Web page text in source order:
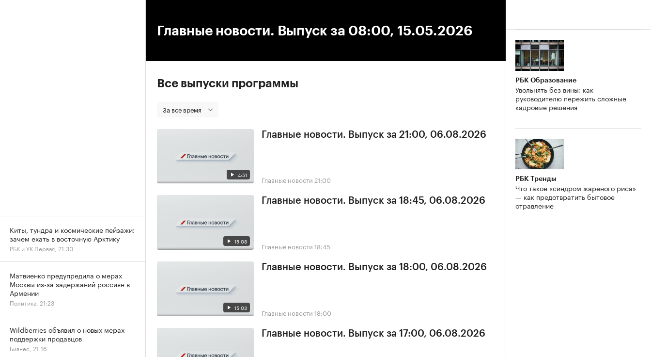
Главные новости. Выпуск за 08:00, 15.05.2026
Все выпуски программы
За все время
4:51
Главные новости. Выпуск за 21:00, 06.08.2026
Главные новости 21:00
15:08
Главные новости. Выпуск за 18:45, 06.08.2026
Главные новости 18:45
15:03
Главные новости. Выпуск за 18:00, 06.08.2026
Главные новости 18:00
Главные новости. Выпуск за 17:00, 06.08.2026
РБК Образование
Увольнять без вины: как
руководителю пережить сложные
кадровые решения
РБК Тренды
Что такое «синдром жареного риса»
— как предотвратить бытовое
отравление
Киты, тундра и космические пейзажи:
зачем ехать в восточную Арктику
РБК и УК Первая, 21:30
Матвиенко предупредила о мерах
Москвы из-за задержаний россиян в
Армении
Политика, 21:23
Wildberries объявил о новых мерах
поддержки продавцов
Бизнес, 21:16